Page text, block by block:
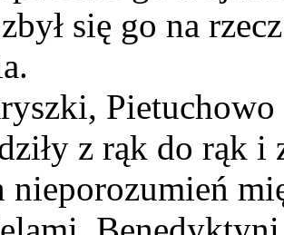
się go na
Pietuchowo
z rąk do rąk i
nieporozumień